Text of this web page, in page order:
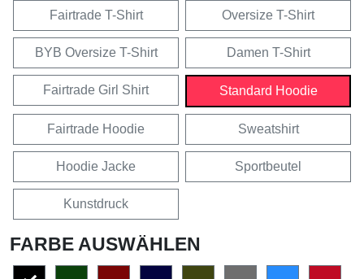
Fairtrade T-Shirt Oversize T-Shirt
BYB Oversize T-Shirt Damen T-Shirt
Fairtrade Girl Shirt Standard Hoodie
Fairtrade Hoodie Sweatshirt
Hoodie Jacke Sportbeutel
Kunstdruck
FARBE AUSWÄHLEN